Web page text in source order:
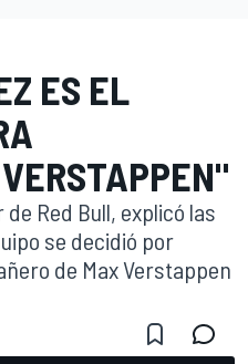
ES EL
Red Bull, explicó las
se decidió por
de Max Verstappen